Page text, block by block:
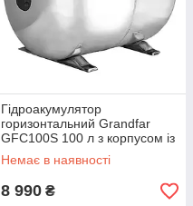
Гідроакумулятор
горизонтальний Grandfar
GFC100S 100 л з корпусом із
нержавіючої сталі для
насосних станцій
Немає в наявності
8 990 ₴